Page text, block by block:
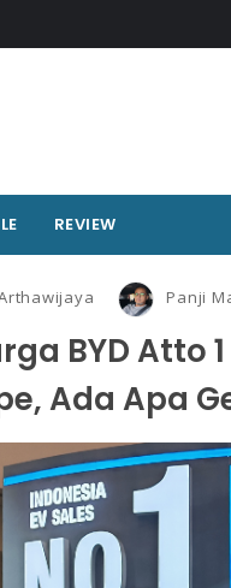
REVIEW
Panji
BYD Atto
Ada Apa